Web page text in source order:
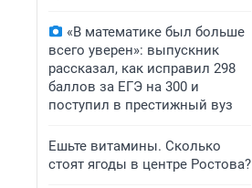
«В математике был больше
всего уверен»: выпускник
рассказал, как исправил 298
баллов за ЕГЭ на 300 и
поступил в престижный вуз
Ешьте витамины. Сколько
стоят ягоды в центре Ростова?